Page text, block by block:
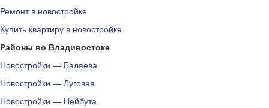
Ремонт в новостройке
Купить квартиру в новостройке
Районы во Владивостоке
Новостройки — Баляева
Новостройки — Луговая
Новостройки — Нейбута